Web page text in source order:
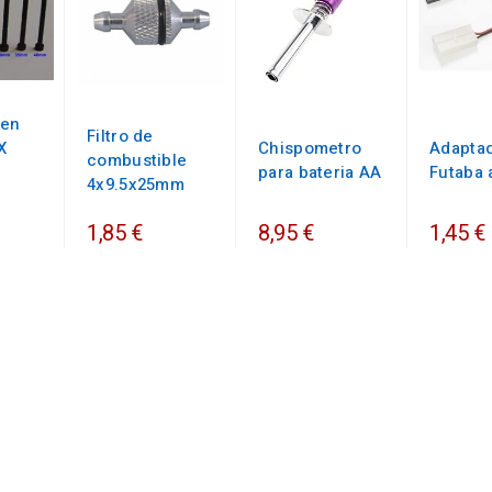
Filtro de
combustible
4x9.5x25mm
1,85 €
Chispometro
para bateria AA
8,95 €
Futaba
1,45 €